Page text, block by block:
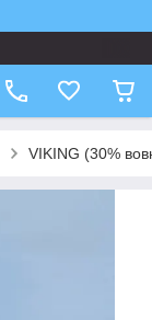
VIKING (30%